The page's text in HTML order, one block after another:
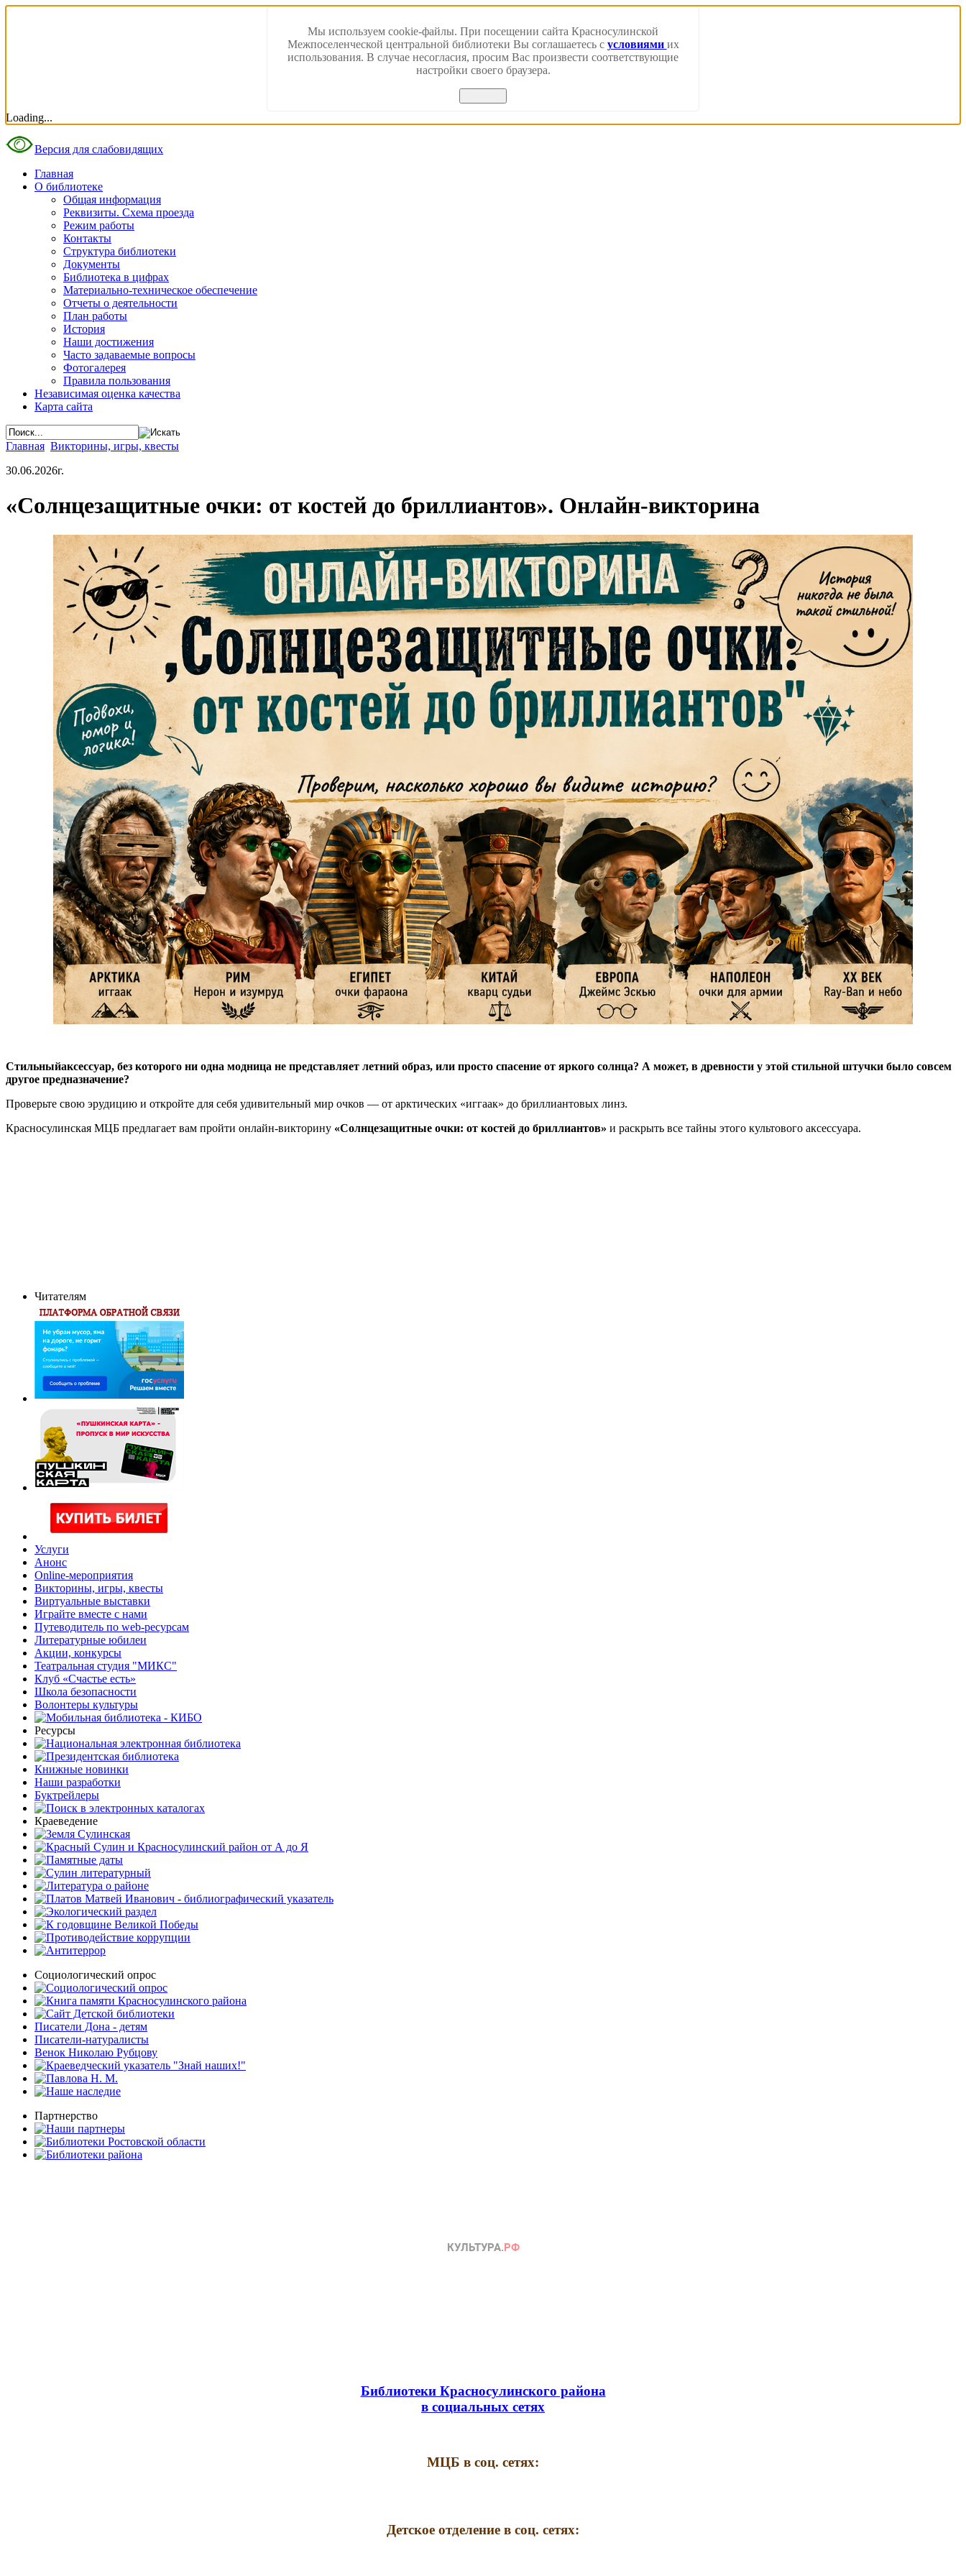
Мы используем cookie-файлы. При посещении сайта Красносулинской
Межпоселенческой центральной библиотеки Вы соглашаетесь с условиями их
использования. В случае несогласия, просим Вас произвести соответствующие
настройки своего браузера.
Loading...
Версия для слабовидящих
Главная
О библиотеке
Общая информация
Реквизиты. Схема проезда
Режим работы
Контакты
Структура библиотеки
Документы
Библиотека в цифрах
Материально-техническое обеспечение
Отчеты о деятельности
План работы
История
Наши достижения
Часто задаваемые вопросы
Фотогалерея
Правила пользования
Независимая оценка качества
Карта сайта
Главная Викторины, игры, квесты
30.06.2026г.
«Солнцезащитные очки: от костей до бриллиантов». Онлайн-викторина
Стильныйаксессуар, без которого ни одна модница не представляет летний образ, или просто спасение от яркого солнца? А может, в древности у этой стильной штучки было совсем
другое предназначение?
Проверьте свою эрудицию и откройте для себя удивительный мир очков — от арктических «иггаак» до бриллиантовых линз.
Красносулинская МЦБ предлагает вам пройти онлайн-викторину «Солнцезащитные очки: от костей до бриллиантов» и раскрыть все тайны этого культового аксессуара.
Читателям
Услуги
Анонс
Online-мероприятия
Викторины, игры, квесты
Виртуальные выставки
Играйте вместе с нами
Путеводитель по web-ресурсам
Литературные юбилеи
Акции, конкурсы
Театральная студия "МИКС"
Клуб «Счастье есть»
Школа безопасности
Волонтеры культуры
Ресурсы
Книжные новинки
Наши разработки
Буктрейлеры
Краеведение
Социологический опрос
Писатели Дона - детям
Писатели-натуралисты
Венок Николаю Рубцову
Партнерство
Библиотеки Красносулинского района
в социальных сетях
МЦБ в соц. сетях:
Детское отделение в соц. сетях: